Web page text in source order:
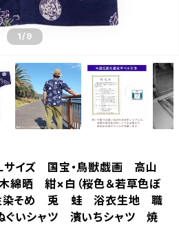
1/9
イズ 国宝・鳥獣戯画 高山
晒 紺×白（桜色＆若草色ぼ
染そめ 兎 蛙 浴衣生地 職
ぐいシャツ 濱いちシャツ 焼